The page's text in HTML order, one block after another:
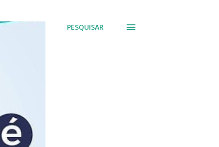
PESQUISAR